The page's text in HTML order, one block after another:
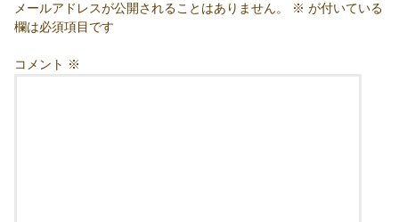
メールアドレスが公開されることはありません。 ※ が付いている
欄は必須項目です
コメント ※